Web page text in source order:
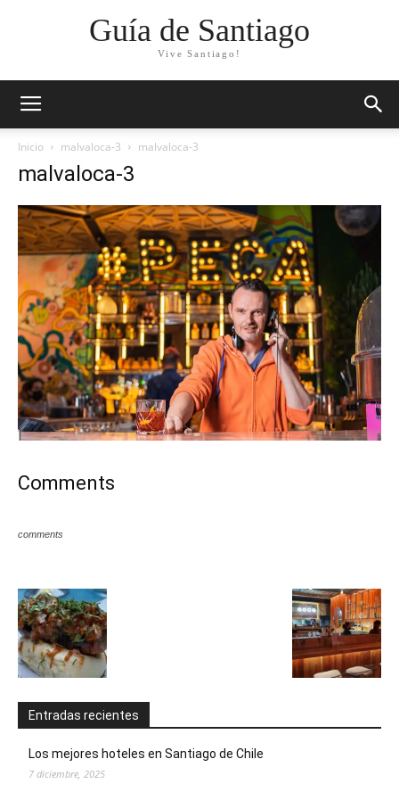
Guía de Santiago
Vive Santiago!
Inicio malvaloca-3 malvaloca-3
malvaloca-3
Comments
comments
Entradas recientes
Los mejores hoteles en Santiago de Chile
7 diciembre, 2025